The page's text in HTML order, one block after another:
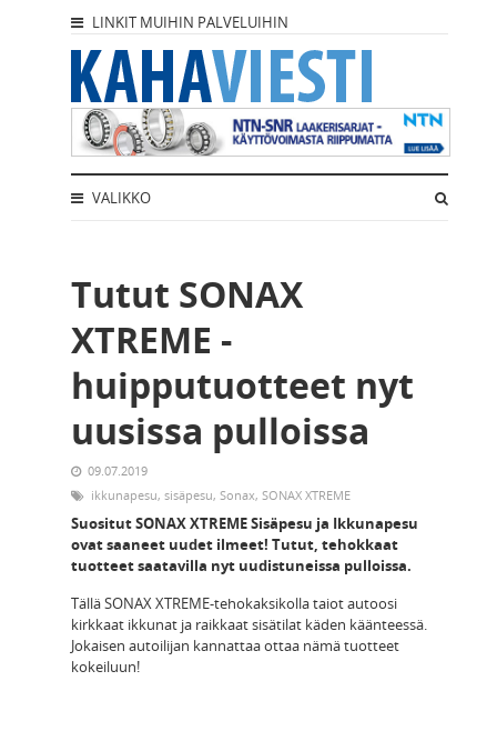
LINKIT MUIHIN PALVELUIHIN
VALIKKO
Tutut SONAX
XTREME -
huipputuotteet nyt
uusissa pulloissa
09.07.2019
ikkunapesu, sisäpesu, Sonax, SONAX XTREME
Suositut SONAX XTREME Sisäpesu ja Ikkunapesu
ovat saaneet uudet ilmeet! Tutut, tehokkaat
tuotteet saatavilla nyt uudistuneissa pulloissa.
Tällä SONAX XTREME-tehokaksikolla taiot autoosi
kirkkaat ikkunat ja raikkaat sisätilat käden käänteessä.
Jokaisen autoilijan kannattaa ottaa nämä tuotteet
kokeiluun!